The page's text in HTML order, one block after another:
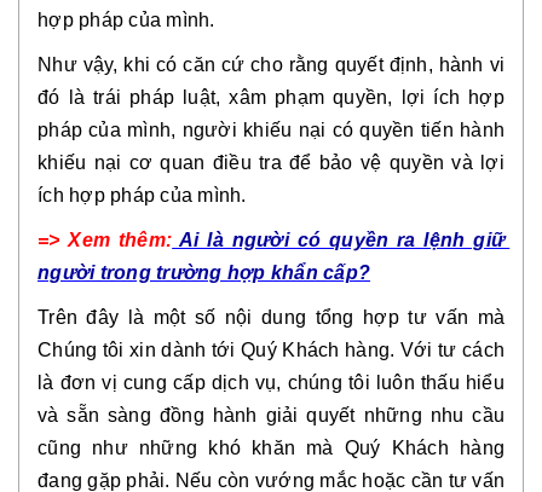
hợp pháp của mình.
Như vậy, khi có căn cứ cho rằng quyết định, hành vi
đó là trái pháp luật, xâm phạm quyền, lợi ích hợp
pháp của mình, người khiếu nại có quyền tiến hành
khiếu nại cơ quan điều tra để bảo vệ quyền và lợi
ích hợp pháp của mình.
=> Xem thêm: Ai là người có quyền ra lệnh giữ
người trong trường hợp khẩn cấp?
Trên đây là một số nội dung tổng hợp tư vấn mà
Chúng tôi xin dành tới Quý Khách hàng. Với tư cách
là đơn vị cung cấp dịch vụ, chúng tôi luôn thấu hiểu
và sẵn sàng đồng hành giải quyết những nhu cầu
cũng như những khó khăn mà Quý Khách hàng
đang gặp phải. Nếu còn vướng mắc hoặc cần tư vấn